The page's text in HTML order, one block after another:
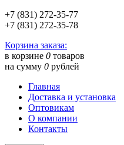
+7 (831) 272-35-77
+7 (831) 272-35-78
Корзина заказа:
в корзине 0 товаров
на сумму 0 рублей
Главная
Доставка и установка
Оптовикам
О компании
Контакты